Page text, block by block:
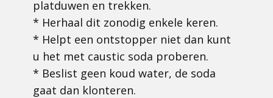
platduwen en trekken.
* Herhaal dit zonodig enkele keren.
* Helpt een ontstopper niet dan kunt
u het met caustic soda proberen.
* Beslist geen koud water, de soda
gaat dan klonteren.